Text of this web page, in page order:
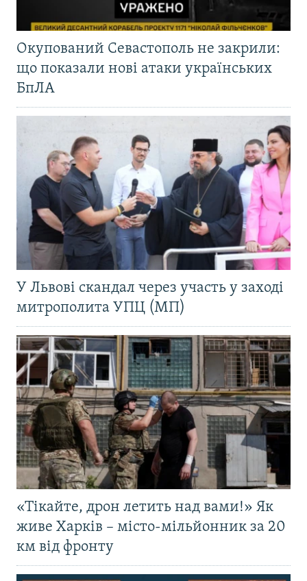
Окупований Севастополь не закрили:
що показали нові атаки українських
БпЛА
У Львові скандал через участь у заході
митрополита УПЦ (МП)
«Тікайте, дрон летить над вами!» Як
живе Харків – місто-мільйонник за 20
км від фронту